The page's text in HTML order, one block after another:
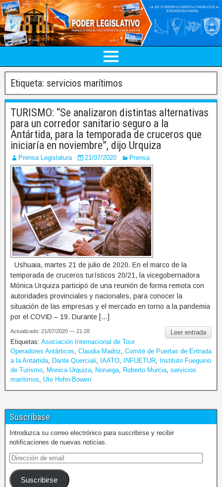
Etiqueta: servicios marítimos
TURISMO: “Se analizaron distintas alternativas
para un corredor sanitario seguro a la
Antártida, para la temporada de cruceros que
iniciaría en noviembre”, dijo Urquiza
Prensa Legislatura 21/07/2020 Prensa
Ushuaia, martes 21 de julio de 2020. En el marco de la
temporada de cruceros turísticos 20/21, la vicegobernadora
Mónica Urquiza participó de una reunión de forma remota con
autoridades provinciales y nacionales, para conocer la
situación de las empresas y el mercado en torno a la pandemia
por el COVID – 19. Durante […]
Leer entrada
Actualizado: 21/07/2020 — 21:28
Etiquetas: Asociación Internacional de Tour
Operadores Antárticos Claudia Madriz Comité de Puertas de Entrada
a la Antártida
Dante Querciali IAATO INFUETUR
Instituto Fueguino
de Turismo
Monica Urquiza Noruega Roberto Murcia servicios
marítimos
Ute Hohn-Bowen
Suscríbase
Introduzca su correo electrónico para suscribirse y recibir
notificaciones de nuevas noticias.
Suscribirse